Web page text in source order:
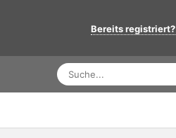
Bereits registriert?